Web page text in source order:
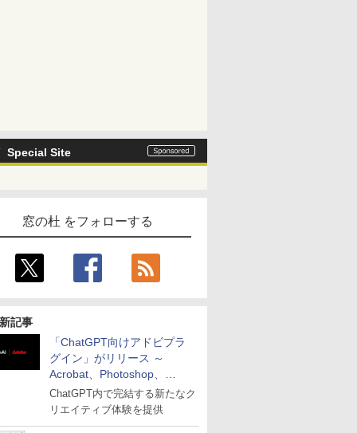
Special Site
窓の杜 をフォローする
記事
「ChatGPT向けアドビプラ
グイン」がリリース ～
Acrobat、Photoshop、
Premiereなどの機能を1つの
プラグインに統合
ChatGPT内で完結する新たなク
リエイティブ体験を提供